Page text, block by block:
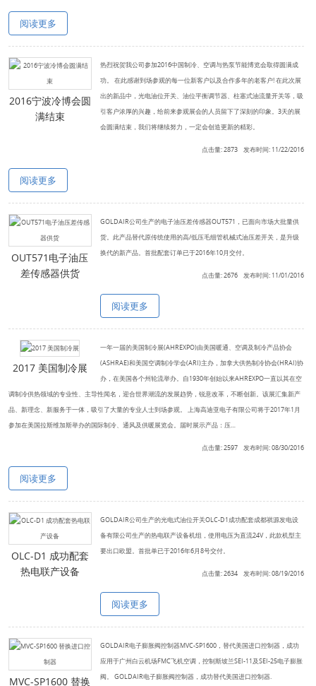
阅读更多
2016宁波冷博会圆
满结束
热烈祝贺我公司参加2016中国制冷、空调与热泵节能博览会取得圆满成
功。 在此感谢到场参观的每一位新客户以及合作多年的老客户! 在此次展
出的新品中，光电油位开关、油位平衡调节器、柱塞式油流量开关等，吸
引客户浓厚的兴趣，给前来参观展会的人员留下了深刻的印象。3天的展
会圆满结束，我们将继续努力，一定会创造更新的精彩。
点击量: 2873 发布时间: 11/22/2016
阅读更多
OUT571电子油压
差传感器供货
GOLDAIR公司生产的电子油压差传感器OUT571，已面向市场大批量供
货。此产品替代原传统使用的高/低压毛细管机械式油压差开关，是升级
换代的新产品。首批配套订单已于2016年10月交付。
点击量: 2676 发布时间: 11/01/2016
阅读更多
2017 美国制冷展
一年一届的美国制冷展(AHREXPO)由美国暖通、空调及制冷产品协会
(ASHRAE)和美国空调制冷学会(ARI)主办，加拿大供热制冷协会(HRAI)协
办，在美国各个州轮流举办。自1930年创始以来AHREXPO一直以其在空
调制冷供热领域的专业性、主导性闻名，迎合世界潮流的发展趋势，锐意改革，不断创新。该展汇集新产
品、新理念、新服务于一体，吸引了大量的专业人士到场参观。 上海高迪亚电子有限公司将于2017年1月
参加在美国拉斯维加斯举办的国际制冷、通风及供暖展览会。届时展示产品：压…
点击量: 2597 发布时间: 08/30/2016
阅读更多
OLC-D1 成功配套
热电联产设备
GOLDAIR公司生产的光电式油位开关OLC-D1成功配套成都祺源发电设
备有限公司生产的热电联产设备机组，使用电压为直流24V，此款机型主
要出口欧盟。首批单已于2016年6月8号交付。
点击量: 2634 发布时间: 08/19/2016
阅读更多
MVC-SP1600 替换
GOLDAIR电子膨胀阀控制器MVC-SP1600，替代美国进口控制器，成功
应用于广州白云机场FMC飞机空调，控制斯坡兰SEI-11及SEI-25电子膨胀
阀。 GOLDAIR电子膨胀阀控制器，成功替代美国进口控制器.